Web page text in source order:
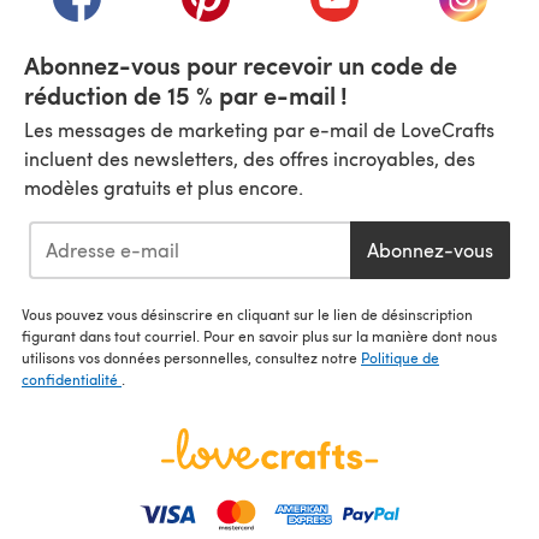
Abonnez-vous pour recevoir un code de
réduction de 15 % par e-mail !
Les messages de marketing par e-mail de LoveCrafts
incluent des newsletters, des offres incroyables, des
modèles gratuits et plus encore.
Abonnez-vous
Vous pouvez vous désinscrire en cliquant sur le lien de désinscription
figurant dans tout courriel. Pour en savoir plus sur la manière dont nous
utilisons vos données personnelles, consultez notre Politique de
confidentialité